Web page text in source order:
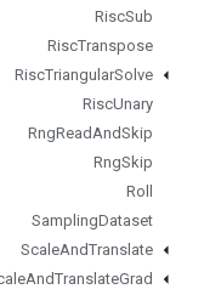
RiscSub
RiscTranspose
RiscTriangularSolve
RiscUnary
RngReadAndSkip
RngSkip
Roll
SamplingDataset
ScaleAndTranslate
AndTranslateGrad